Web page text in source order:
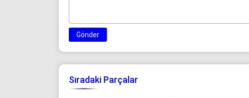
Gönder
Sıradaki Parçalar